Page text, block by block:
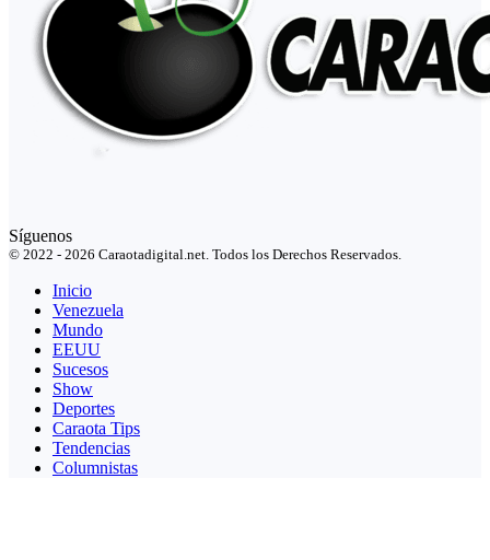
Síguenos
© 2022 - 2026 Caraotadigital.net. Todos los Derechos Reservados.
Inicio
Venezuela
Mundo
EEUU
Sucesos
Show
Deportes
Caraota Tips
Tendencias
Columnistas